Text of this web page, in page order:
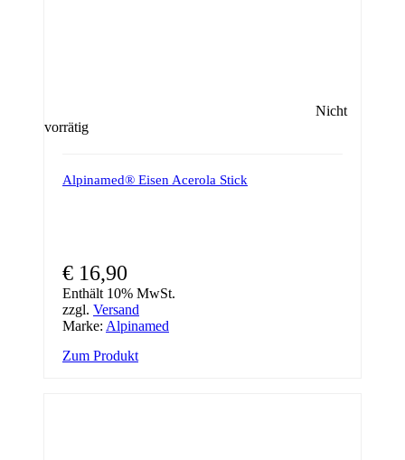
Nicht
vorrätig
Alpinamed® Eisen Acerola Stick
€ 16,90
Enthält 10% MwSt.
zzgl. Versand
Marke: Alpinamed
Zum Produkt